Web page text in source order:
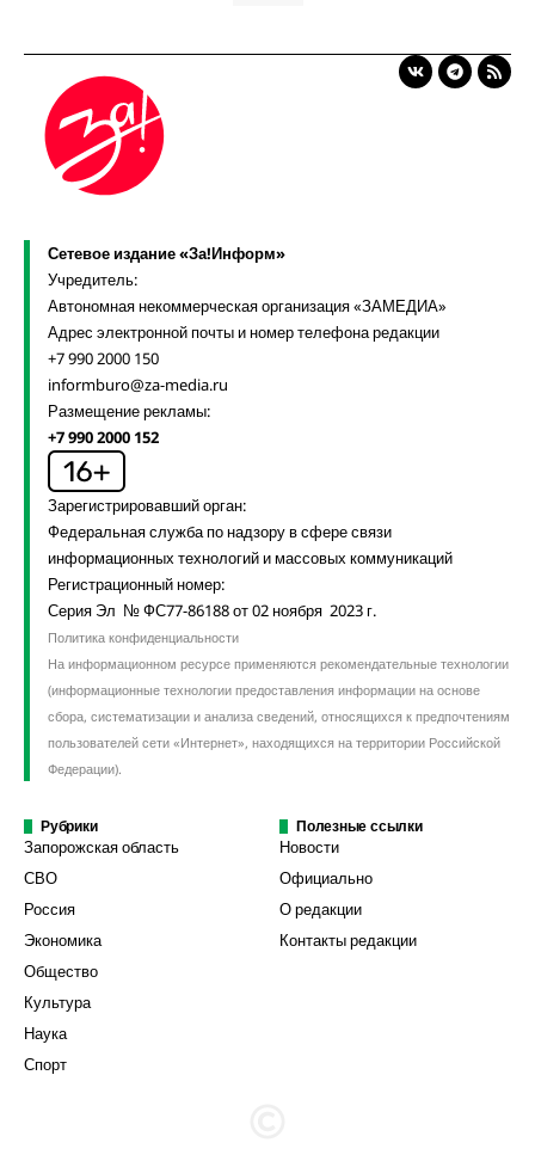
Сетевое издание «За!Информ»
Учредитель:
Автономная некоммерческая организация «ЗАМЕДИА»
Адрес электронной почты и номер телефона редакции
+7 990 2000 150
informburo@za-media.ru
Размещение рекламы:
+7 990 2000 152
Зарегистрировавший орган:
Федеральная служба по надзору в сфере связи
информационных технологий и массовых коммуникаций
Регистрационный номер:
Серия Эл № ФС77-86188 от 02 ноября 2023 г.
Политика конфиденциальности
На информационном ресурсе применяются рекомендательные технологии
(информационные технологии предоставления информации на основе
сбора, систематизации и анализа сведений, относящихся к предпочтениям
пользователей сети «Интернет», находящихся на территории Российской
Федерации).
Рубрики
Запорожская область
СВО
Россия
Экономика
Общество
Культура
Наука
Спорт
Полезные ссылки
Новости
Официально
О редакции
Контакты редакции